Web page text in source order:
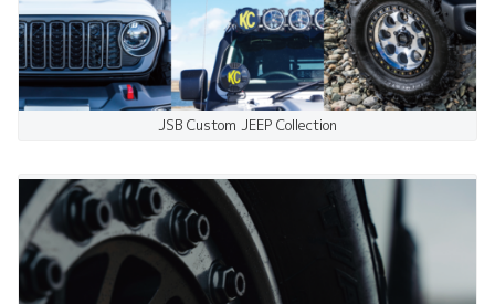
JSB Custom JEEP Collection